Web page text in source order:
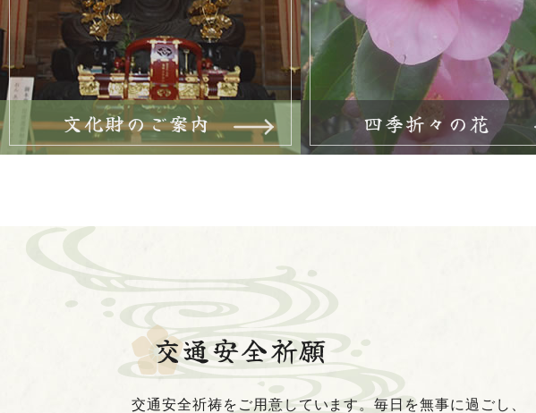
文化財のご案内 四季折々の花
交通安全祈願
交通安全祈祷をご用意しています。毎日を無事に過ごし、